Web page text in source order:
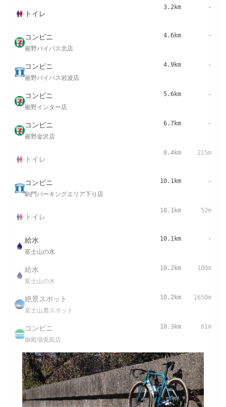
トイレ
3.2km -
コンビニ
裾野バイパス北店
4.6km -
コンビニ
裾野バイパス岩波店
4.9km -
コンビニ
裾野インター店
5.6km -
コンビニ
裾野金沢店
6.7km -
トイレ
8.4km 215m
コンビニ
駒門パーキングエリア下り店
10.1km -
トイレ
10.1km 52m
給水
富士山の水
10.1km -
給水
富士山の水
10.2km 100m
絶景スポット
富士山麓スポット
10.2km 1650m
コンビニ
御殿場兎島店
10.3km 61m